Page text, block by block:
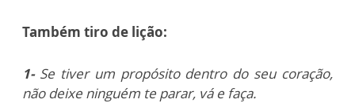
Também tiro de lição:
1-Se tiver um propósito dentro do seu coração,
não deixe ninguém te parar, vá e faça.